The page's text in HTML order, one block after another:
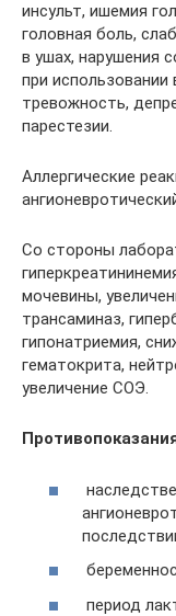
инсульт, ишемия
головная боль,
в ушах, нарушения
при
тревожность,
парестезии.
Аллергические
Со стороны
мочевины,
трансаминаз,
гипонатриемия,
гематокрита,
увеличение СОЭ.
период